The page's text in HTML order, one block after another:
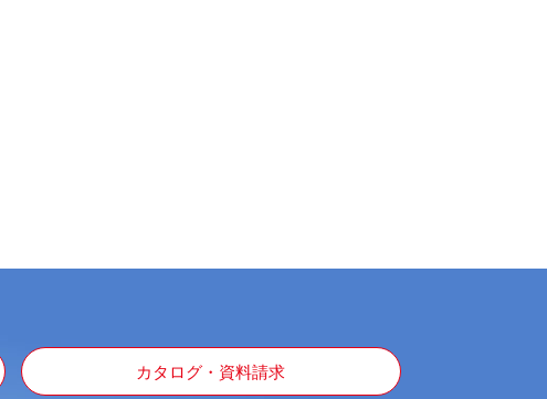
カタログ・資料請求